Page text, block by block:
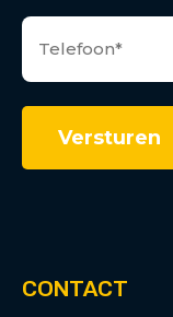
CONTACT